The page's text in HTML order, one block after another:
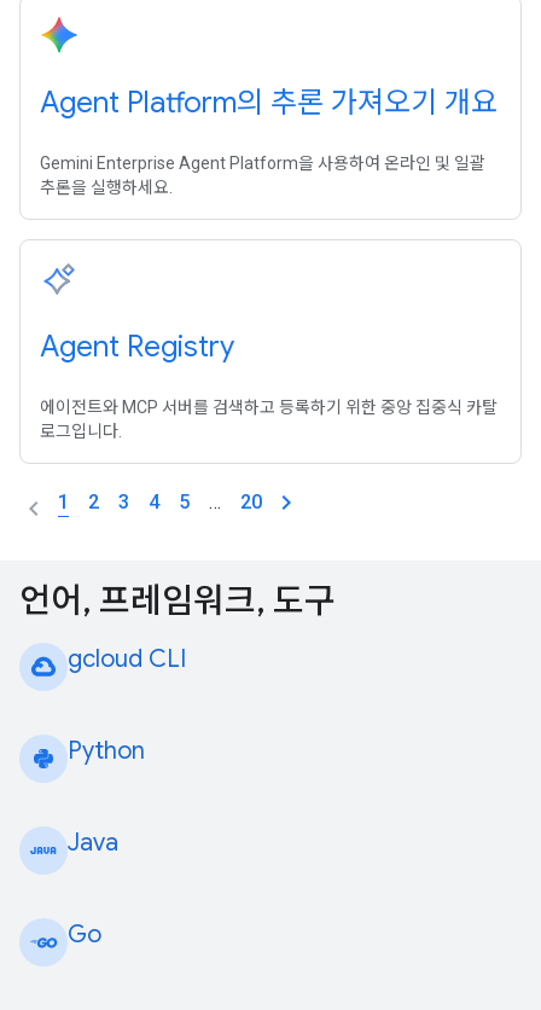
Agent Platform의 추론 가져오기 개요
Gemini Enterprise Agent Platform을 사용하여 온라인 및 일괄
추론을 실행하세요.
Agent Registry
에이전트와 MCP 서버를 검색하고 등록하기 위한 중앙 집중식 카탈
로그입니다.
1 2 3 4 5 … 20
언어, 프레임워크, 도구
gcloud CLI
Python
Java
Go